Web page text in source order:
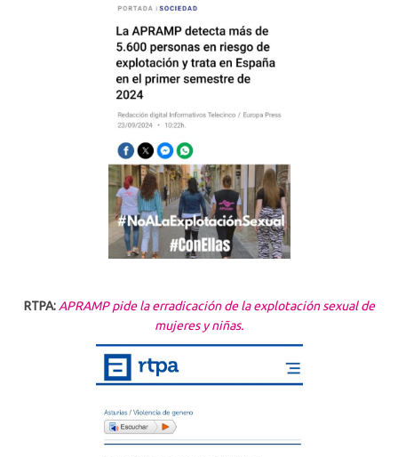
RTPA: APRAMP pide la erradicación de la explotación sexual de
mujeres y niñas.